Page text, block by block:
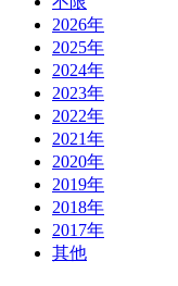
2026年
2025年
2024年
2023年
2022年
2021年
2020年
2019年
2018年
2017年
其他